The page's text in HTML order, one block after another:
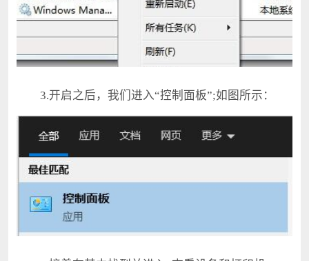
3.开启之后，我们进入“控制面板”;如图所示：